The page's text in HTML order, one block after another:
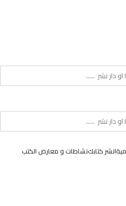
انشر كتابكنشاطات و معارض الكتب